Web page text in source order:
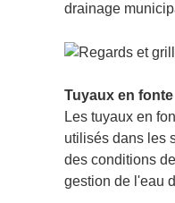
drainage
Tuyaux en
Les tuyaux en
utilisés dans les
des conditions
gestion de l'eau